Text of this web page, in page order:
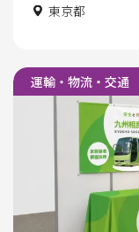
東京都
運輸・物流・交通